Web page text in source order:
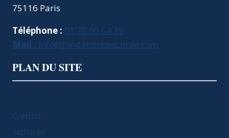
75116 Paris
Téléphone : 01.72.60.54.39
Mail : info@fondationconcorde.com
PLAN DU SITE
Crédits
Adhérer